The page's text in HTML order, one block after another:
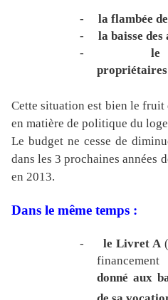
-
la flambée
-
la baisse des
-
le
propriétaires
Cette situation est bien le fruit
en matière de politique du
Le budget ne cesse de
dans les 3 prochaines années
en 2013.
Dans le même temps :
- le Livret A
donné aux